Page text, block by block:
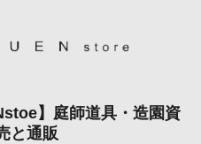
】庭師道具・造園資
と通販